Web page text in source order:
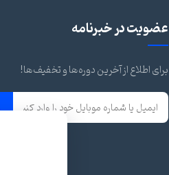
عضویت در خبرنامه
برای اطلاع از آخرین دوره‌ها و تخفیف‌ها!